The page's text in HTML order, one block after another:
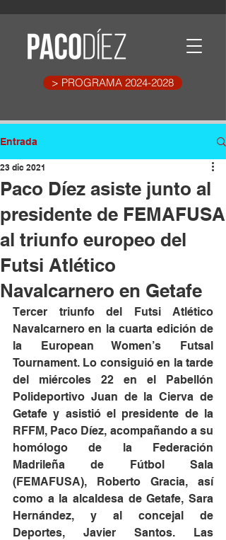
> PROGRAMA 2024-2028
Entrada
Paco Díez asiste junto al
presidente de FEMAFUSA
al triunfo europeo del
Futsi Atlético
Navalcarnero en Getafe
23 dic 2021
Tercer triunfo del Futsi Atlético
Navalcarnero en la cuarta edición de
la European Women’s Futsal
Tournament. Lo consiguió en la tarde
del miércoles 22 en el Pabellón
Polideportivo Juan de la Cierva de
Getafe y asistió el presidente de la
RFFM, Paco Díez, acompañando a su
homólogo de la Federación
Madrileña de Fútbol Sala
(FEMAFUSA), Roberto Gracia, así
como a la alcaldesa de Getafe, Sara
Hernández, y al concejal de
Deportes, Javier Santos. Las